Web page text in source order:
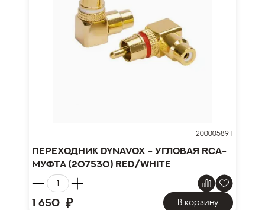
200005891
Переходник DYNAVOX - УГЛОВАЯ RCA-
МУФТА (207530) RED/WHITE
1 650 ₽ В корзину